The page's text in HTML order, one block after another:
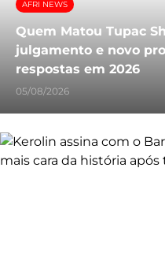
AFRI NEWS
Quem Matou Tupac
julgamento e novo
respostas em 2026
05/08/2026